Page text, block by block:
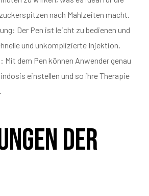
nach Mahlzeiten macht.
Der Pen ist leicht zu bedienen und
und unkomplizierte Injektion.
Mit dem Pen können Anwender genau
einstellen und so ihre Therapie
der